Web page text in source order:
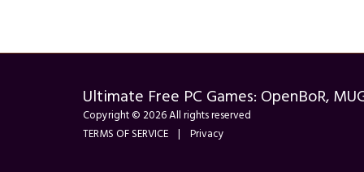
Ultimate Free PC Games: OpenBoR,
Copyright © 2026 All rights reserved
TERMS OF SERVICE | Privacy